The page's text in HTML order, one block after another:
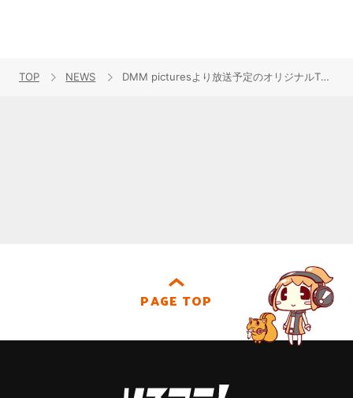
TOP NEWS DMM picturesより放送予定のオリジナルTVアニメーション『アニメガタリズ』OP＆EDテーマソングの追加情報を公開＆放送局及び放送開始日も決定！
PAGE TOP